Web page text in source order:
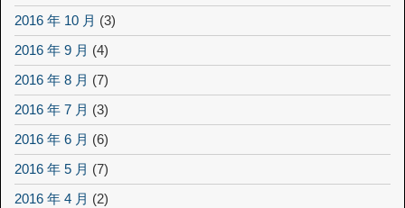
2016 年 10 月 (3)
2016 年 9 月 (4)
2016 年 8 月 (7)
2016 年 7 月 (3)
2016 年 6 月 (6)
2016 年 5 月 (7)
2016 年 4 月 (2)